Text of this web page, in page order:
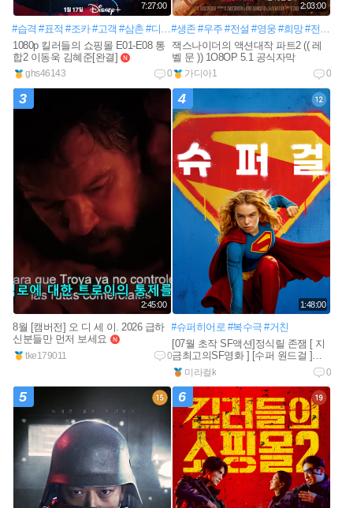
7:27:00
#습격 #표적 #조카#고객 #삼촌 #디즈니+
#수상한쇼핑몰
1080p 킬러들의 쇼핑몰 E01-E08 통
합2 이동욱 김혜준[완결] new
ghs46143 0
2:03:00
#생존 #우주 #전설 #영웅 #희망#전투
잭스나이더의 액션대작 파트2 (( 레
벨 문 )) 1O8OP 5.1 공식자막
가디아1 0
3
2:45:00
8월 [캠버전] 오 디 세 이. 2026 급하
신분들만 먼저 보세요 new
tke179011 0
4
1:48:00
#슈퍼히어로 #복수극 #거친
[07월 초작 SF액션]정식릴 존잼 [ 지
금최고의SF영화 ] [수퍼 원드걸 ]
1080공식자막
미라컬k 0
5 6